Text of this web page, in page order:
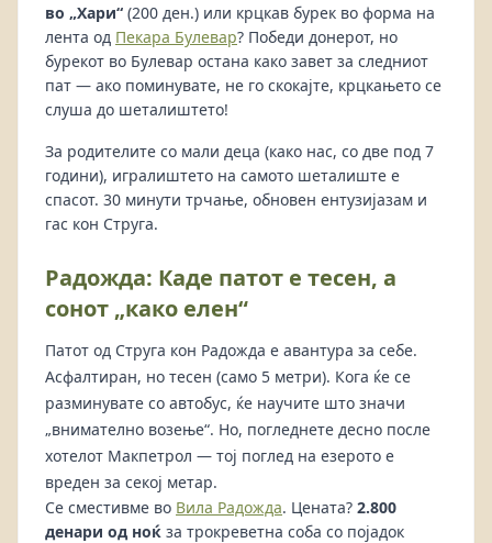
во „Хари“ (200 ден.) или крцкав бурек во форма на
лента од Пекара Булевар? Победи донерот, но
бурекот во Булевар остана како завет за следниот
пат — ако поминувате, не го скокајте, крцкањето се
слуша до шеталиштето!
За родителите со мали деца (како нас, со две под 7
години), игралиштето на самото шеталиште е
спасот. 30 минути трчање, обновен ентузијазам и
гас кон Струга.
Радожда: Каде патот е тесен, а
сонот „како елен“
Патот од Струга кон Радожда е авантура за себе.
Асфалтиран, но тесен (само 5 метри). Кога ќе се
разминувате со автобус, ќе научите што значи
„внимателно возење“. Но, погледнете десно после
хотелот Макпетрол — тој поглед на езерото е
вреден за секој метар.
Се сместивме во Вила Радожда. Цената? 2.800
денари од ноќ за трокреветна соба со појадок